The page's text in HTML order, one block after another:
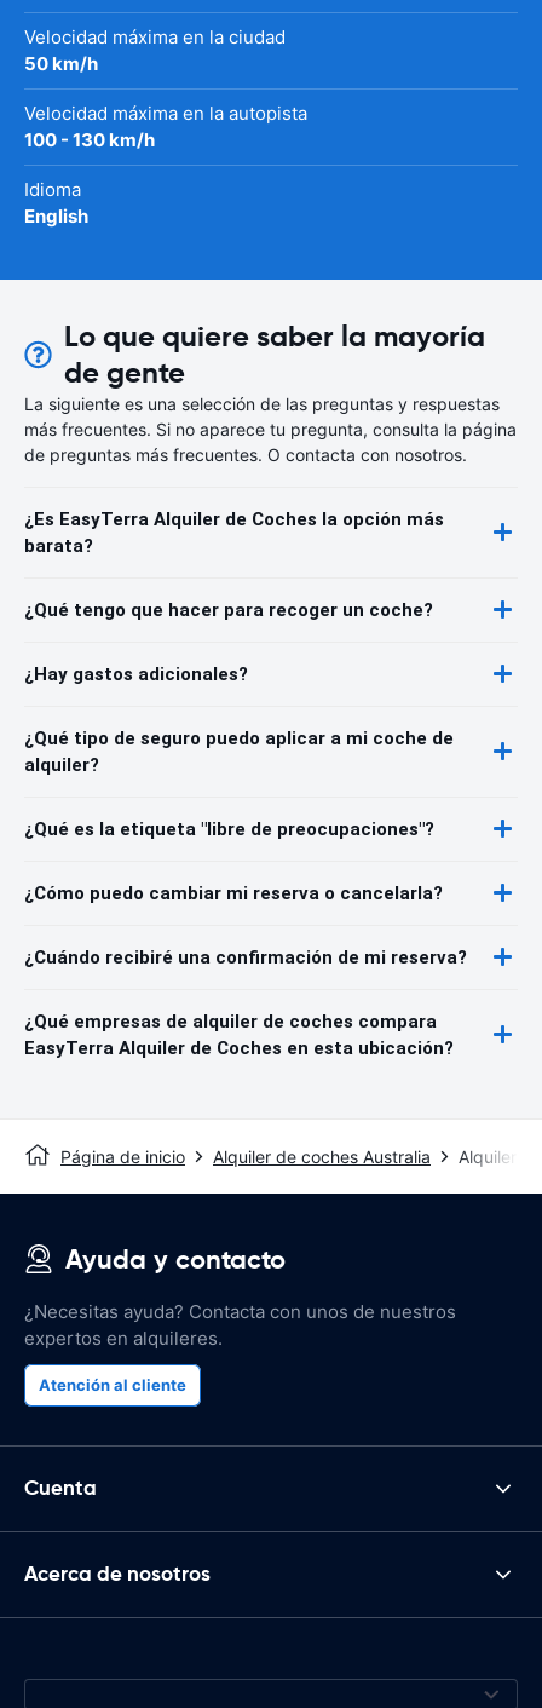
Velocidad máxima en la ciudad
50 km/h
Velocidad máxima en la autopista
100 - 130 km/h
Idioma
English
Lo que quiere saber la mayoría
de gente
La siguiente es una selección de las preguntas y respuestas
más frecuentes. Si no aparece tu pregunta, consulta la página
de preguntas más frecuentes. O contacta con nosotros.
¿Es EasyTerra Alquiler de Coches la opción más
barata?
¿Qué tengo que hacer para recoger un coche?
¿Hay gastos adicionales?
¿Qué tipo de seguro puedo aplicar a mi coche de
alquiler?
¿Qué es la etiqueta "libre de preocupaciones"?
¿Cómo puedo cambiar mi reserva o cancelarla?
¿Cuándo recibiré una confirmación de mi reserva?
¿Qué empresas de alquiler de coches compara
EasyTerra Alquiler de Coches en esta ubicación?
Página de inicio Alquiler de coches Australia Alquiler
Ayuda y contacto
¿Necesitas ayuda? Contacta con unos de nuestros
expertos en alquileres.
Atención al cliente
Cuenta
Acerca de nosotros